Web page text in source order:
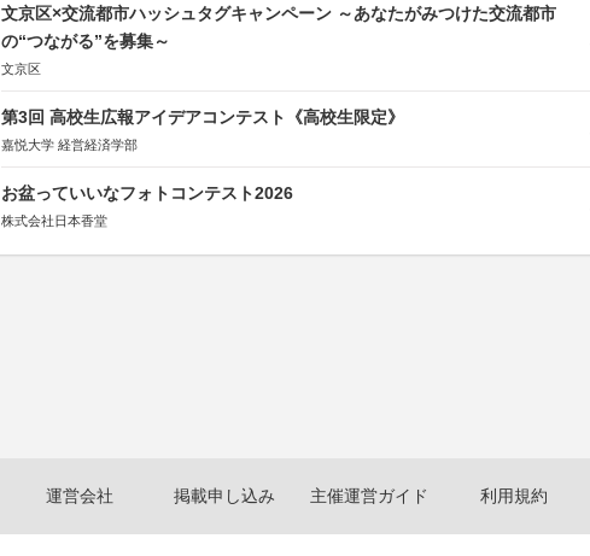
文京区×交流都市ハッシュタグキャンペーン ～あなたがみつけた交流都市
の“つながる”を募集～
文京区
第3回 高校生広報アイデアコンテスト《高校生限定》
嘉悦大学 経営経済学部
お盆っていいなフォトコンテスト2026
株式会社日本香堂
運営会社 掲載申し込み 主催運営ガイド 利用規約